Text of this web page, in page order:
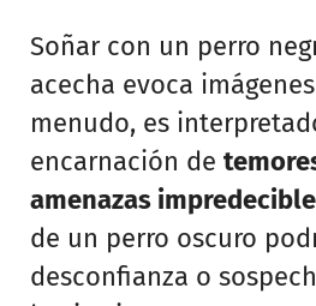
Soñar con un perro
acecha evoca
menudo, es
encarnación de
amenazas
de un perro oscuro
desconfianza o